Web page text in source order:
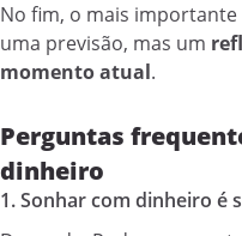
No fim, o mais
uma previsão, mas um
momento atual.
Perguntas
dinheiro
1. Sonhar com dinheiro é